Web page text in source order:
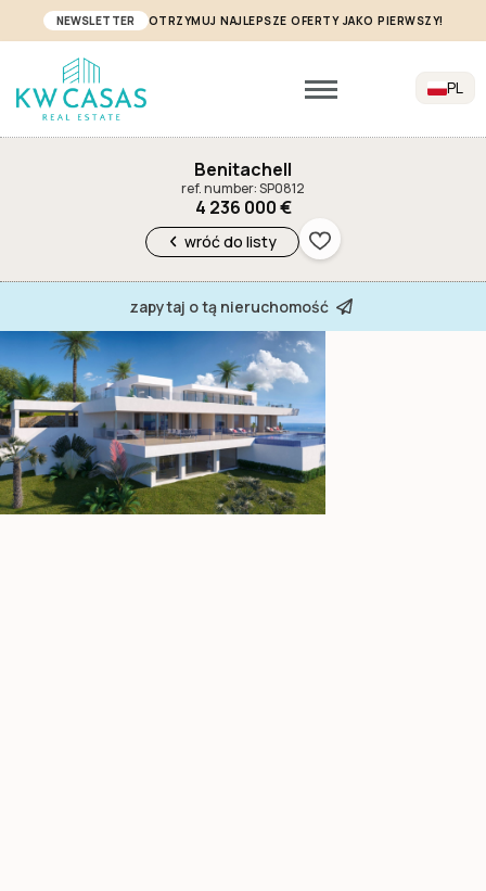
NEWSLETTER OTRZYMUJ NAJLEPSZE OFERTY JAKO PIERWSZY!
PL
Benitachell
ref. number: SP0812
4 236 000 €
wróć do listy
zapytaj o tą nieruchomość